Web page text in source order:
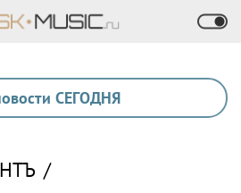
СЕГОДНЯ
/